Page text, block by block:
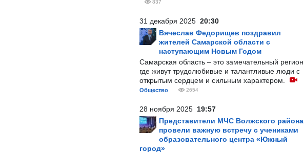
837
31 декабря 2025 20:30
Вячеслав Федорищев поздравил
жителей Самарской области с
наступающим Новым Годом
Самарская область – это замечательный регион,
где живут трудолюбивые и талантливые люди с
открытым сердцем и сильным характером.
Общество 2654
28 ноября 2025 19:57
Представители МЧС Волжского района
провели важную встречу с учениками
образовательного центра «Южный
город»